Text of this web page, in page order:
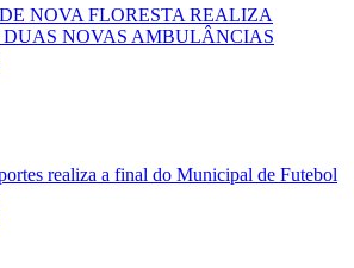
NOVA FLORESTA REALIZA
DUAS NOVAS AMBULÂNCIAS
realiza a final do Municipal de Futebol